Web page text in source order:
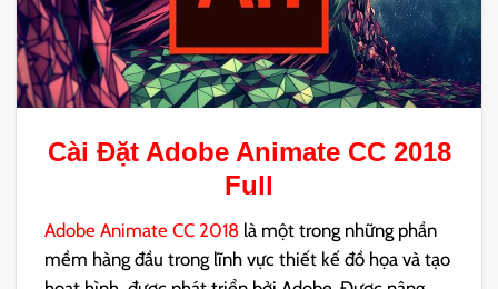
Cài Đặt Adobe Animate CC 2018
Full
Adobe Animate CC 2018 là một trong những phần
mềm hàng đầu trong lĩnh vực thiết kế đồ họa và tạo